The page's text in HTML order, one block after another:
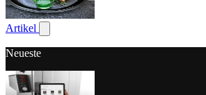
Artikel
Untermenü für Artikel anzeigen
Neueste